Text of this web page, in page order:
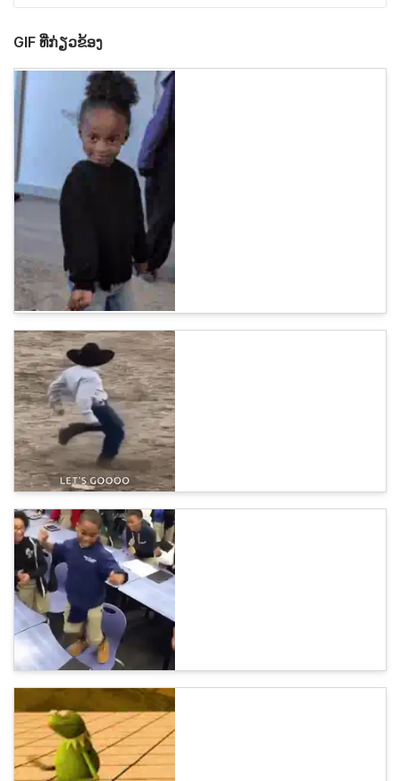
GIF ທີ່ກ່ຽວຂ້ອງ